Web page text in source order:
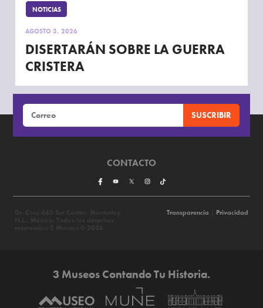
NOTICIAS
AGOSTO 3, 2026
DISERTARÁN SOBRE LA GUERRA
CRISTERA
CONTACTO
Transparencia Privacidad
3 Museos Contando Tu Historia.